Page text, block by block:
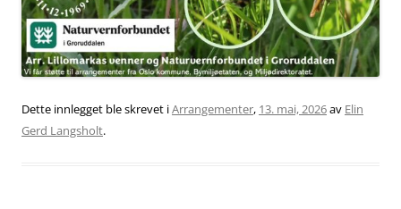
Dette innlegget ble skrevet iArrangementer, 13. mai, 2026av Elin
Gerd Langsholt.